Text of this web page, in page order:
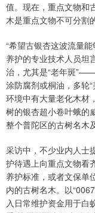
值。现在，重点文物和
木是重点文物不可分割
“希望古银杏这波流量
养护的专业技术人员坦
治，尤其是“老年斑
涂防腐剂或桐油，多轮
环境中有大量老化木材
树的银杏超小卷叶蛾的
整个普陀区的古树名木
采访中，不少业内人士
护待遇上向重点文物看
养护标准，或者文保单
内的古树名木。以
入日常维护资金用于白